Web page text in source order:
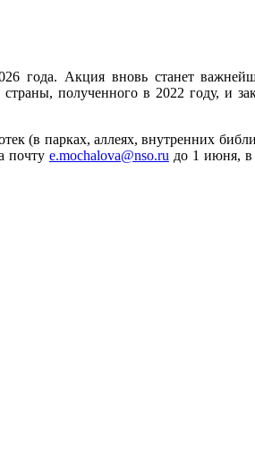
года. Акция вновь станет
полученного в 2022 году, и
(в парках, аллеях, внутренних
почту e.mochalova@nso.ru до 1 июня, в